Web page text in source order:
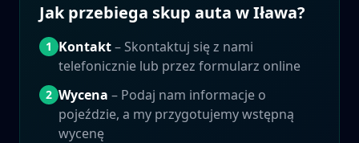
Jak przebiega skup auta wIława?
1 Kontakt– Skontaktuj się z nami
telefonicznie lub przez formularz online
2 Wycena – Podaj nam informacje o
pojeździe, a my przygotujemy wstępną
wycenę